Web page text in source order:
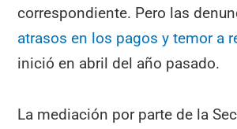
correspondiente. Pero las
atrasos en los pagos y temor a
inició en abril del año pasado.
La mediación por parte de la